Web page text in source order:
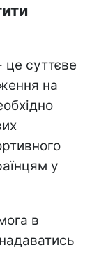
це суттєве
на
у
в